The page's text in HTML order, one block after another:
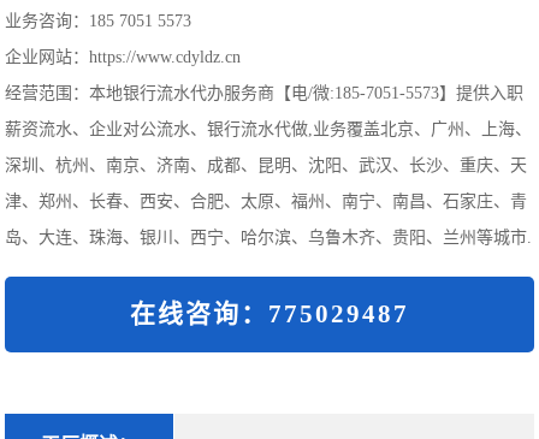
业务咨询：185 7051 5573
企业网站：https://www.cdyldz.cn
经营范围：本地银行流水代办服务商【电/微:185-7051-5573】提供入职
薪资流水、企业对公流水、银行流水代做,业务覆盖北京、广州、上海、
深圳、杭州、南京、济南、成都、昆明、沈阳、武汉、长沙、重庆、天
津、郑州、长春、西安、合肥、太原、福州、南宁、南昌、石家庄、青
岛、大连、珠海、银川、西宁、哈尔滨、乌鲁木齐、贵阳、兰州等城市.
在线咨询：775029487